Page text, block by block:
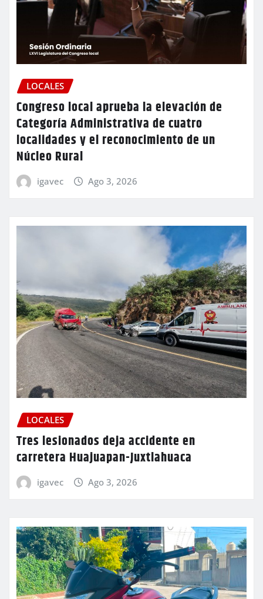
LOCALES
Congreso local aprueba la elevación de
Categoría Administrativa de cuatro
localidades y el reconocimiento de un
Núcleo Rural
igavec Ago 3, 2026
LOCALES
Tres lesionados deja accidente en
carretera Huajuapan-Juxtlahuaca
igavec Ago 3, 2026